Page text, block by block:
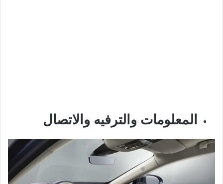
المعلومات والترفيه والاتصال